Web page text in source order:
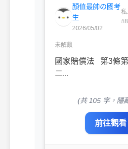
顏值最帥の國考
生
2026/05/02
未解鎖
國家賠償法 第3條
二...
(共 105 字，隱
前往觀看